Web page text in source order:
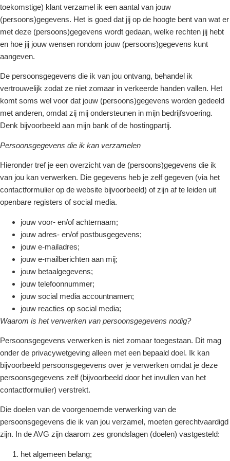
toekomstige) klant verzamel ik een aantal van jouw
(persoons)gegevens. Het is goed dat jij op de hoogte bent van wat er
met deze (persoons)gegevens wordt gedaan, welke rechten jij hebt
en hoe jij jouw wensen rondom jouw (persoons)gegevens kunt
aangeven.
De persoonsgegevens die ik van jou ontvang, behandel ik
vertrouwelijk zodat ze niet zomaar in verkeerde handen vallen. Het
komt soms wel voor dat jouw (persoons)gegevens worden gedeeld
met anderen, omdat zij mij ondersteunen in mijn bedrijfsvoering.
Denk bijvoorbeeld aan mijn bank of de hostingpartij.
Persoonsgegevens die ik kan verzamelen
Hieronder tref je een overzicht van de (persoons)gegevens die ik
van jou kan verwerken. Die gegevens heb je zelf gegeven (via het
contactformulier op de website bijvoorbeeld) of zijn af te leiden uit
openbare registers of social media.
jouw voor- en/of achternaam;
jouw adres- en/of postbusgegevens;
jouw e-mailadres;
jouw e-mailberichten aan mij;
jouw betaalgegevens;
jouw telefoonnummer;
jouw social media accountnamen;
jouw reacties op social media;
Waarom is het verwerken van persoonsgegevens nodig?
Persoonsgegevens verwerken is niet zomaar toegestaan. Dit mag
onder de privacywetgeving alleen met een bepaald doel. Ik kan
bijvoorbeeld persoonsgegevens over je verwerken omdat je deze
persoonsgegevens zelf (bijvoorbeeld door het invullen van het
contactformulier) verstrekt.
Die doelen van de voorgenoemde verwerking van de
persoonsgegevens die ik van jou verzamel, moeten gerechtvaardigd
zijn. In de AVG zijn daarom zes grondslagen (doelen) vastgesteld:
het algemeen belang;